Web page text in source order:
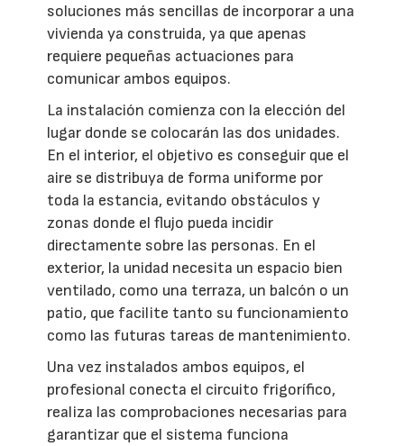
soluciones más sencillas de incorporar a una
vivienda ya construida, ya que apenas
requiere pequeñas actuaciones para
comunicar ambos equipos.
La instalación comienza con la elección del
lugar donde se colocarán las dos unidades.
En el interior, el objetivo es conseguir que el
aire se distribuya de forma uniforme por
toda la estancia, evitando obstáculos y
zonas donde el flujo pueda incidir
directamente sobre las personas. En el
exterior, la unidad necesita un espacio bien
ventilado, como una terraza, un balcón o un
patio, que facilite tanto su funcionamiento
como las futuras tareas de mantenimiento.
Una vez instalados ambos equipos, el
profesional conecta el circuito frigorífico,
realiza las comprobaciones necesarias para
garantizar que el sistema funciona